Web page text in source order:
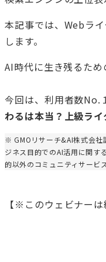
本記事では、Webラ
します。
AI時代に生き残るため
今回は、利用者数No.
わるは本当？上級ラ
※ GMOリサーチ&AI株式会
ジネス目的でのAI活用に関す
的以外のコミュニティサービ
【※このウェビナー